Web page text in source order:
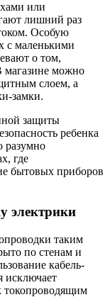
или
лишний раз
Особую
с маленькими
о том,
магазине можно
слоем, а
замки.
защиты
ребенка
разумно
где
бытовых приборов
электрики
таким
по стенам и
кабель-
исключает
токопроводящим